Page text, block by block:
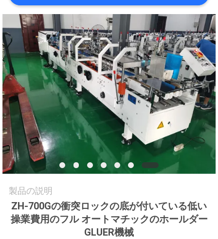
工
場
旅
行
品
質
管
理
私
達
製品の説明
ZH-700Gの衝突ロックの底が付いている低い
操業費用のフル オートマチックのホールダー
GLUER機械